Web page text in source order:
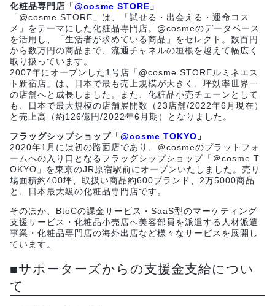
化粧品専門店「@cosme STORE 」
「@cosme STORE」は、「試せる・出会える・運命コス
メ」をテーマにした化粧品専門店。@cosmeのデータベース
を活用し、「生活者が求めている商品」をセレクト。数百円
から数万円の商品まで、流通チャネルの垣根を越えて幅広く
取り扱っています。
2007年にオープンした1号店「@cosme STOREルミネエス
ト新宿店」は、日本で最も売上規模が大きく、坪効率世界一
の店舗へと成長しました。また、化粧品小売チェーンとして
も、日本で最大規模の店舗展開数（23店舗/2022年6月現在）
と売上高（約126億円/2022年6月期）となりました。
フラッグシップショップ「@cosme TOKYO 」
2020年1月には初の路面店であり、＠cosmeのプラットフォ
ームへの入り口となるフラッグシップショップ「＠cosme T
OKYO」を東京のJR原宿駅前にオープンいたしました。売り
場面積約400坪、取扱い商品約600ブランド、2万5000商品
と、日本最大級の化粧品専門店です。
そのほか、BtoCの課金サービス・SaaS型のマーケティング
支援サービス・化粧品小売店へ美容部員を派遣する人材派遣
事業・化粧品専門店の海外出店など様々なサービスを展開し
ています。
■サポーターズからの支援金支給につい
て